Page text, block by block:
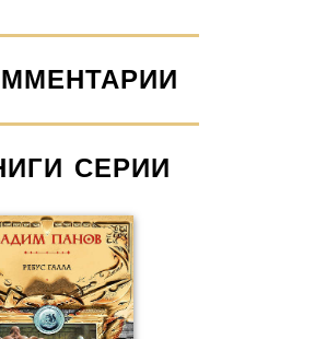
СЕРИИ